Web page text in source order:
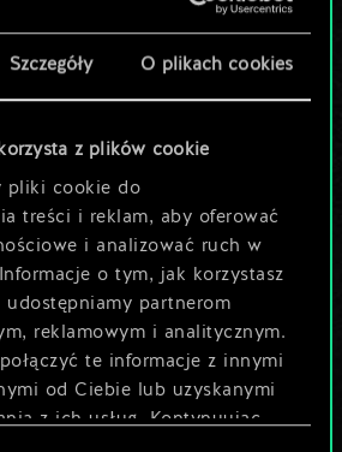
Szczegóły O plikach cookies
z plików cookie
pliki cookie do
treści i reklam, aby oferować
i analizować ruch w
o tym, jak korzystasz
udostępniamy partnerom
reklamowym i analitycznym.
te informacje z innymi
od Ciebie lub uzyskanymi
z ich usług. Kontynuując
grać tą talią?
społeczności
jej
i opisz swoją strategię
Edytuj talię